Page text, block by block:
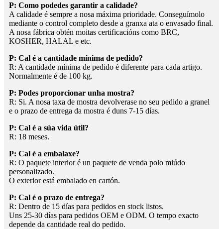
P: Como podedes garantir a calidade?
A calidade é sempre a nosa máxima prioridade. Conseguímolo
mediante o control completo desde a granxa ata o envasado final.
A nosa fábrica obtén moitas certificacións como BRC,
KOSHER, HALAL e etc.
P: Cal é a cantidade mínima de pedido?
R: A cantidade mínima de pedido é diferente para cada artigo.
Normalmente é de 100 kg.
P: Podes proporcionar unha mostra?
R: Si. A nosa taxa de mostra devolverase no seu pedido a granel
e o prazo de entrega da mostra é duns 7-15 días.
P: Cal é a súa vida útil?
R: 18 meses.
P: Cal é a embalaxe?
R: O paquete interior é un paquete de venda polo miúdo
personalizado.
O exterior está embalado en cartón.
P: Cal é o prazo de entrega?
R: Dentro de 15 días para pedidos en stock listos.
Uns 25-30 días para pedidos OEM e ODM. O tempo exacto
depende da cantidade real do pedido.